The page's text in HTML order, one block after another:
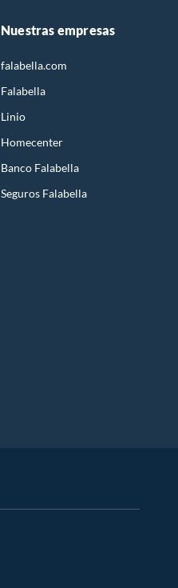
Nuestras empresas
falabella.com
Falabella
Linio
Homecenter
Banco Falabella
Seguros Falabella